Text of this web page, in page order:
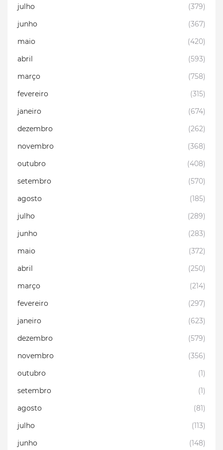
julho
(379)
junho
(367)
maio
(420)
abril
(593)
março
(758)
fevereiro
(315)
janeiro
(674)
dezembro
(262)
novembro
(368)
outubro
(408)
setembro
(570)
agosto
(185)
julho
(289)
junho
(283)
maio
(372)
abril
(250)
março
(214)
fevereiro
(297)
janeiro
(623)
dezembro
(579)
novembro
(356)
outubro
(1)
setembro
(1)
agosto
(81)
julho
(113)
junho
(148)